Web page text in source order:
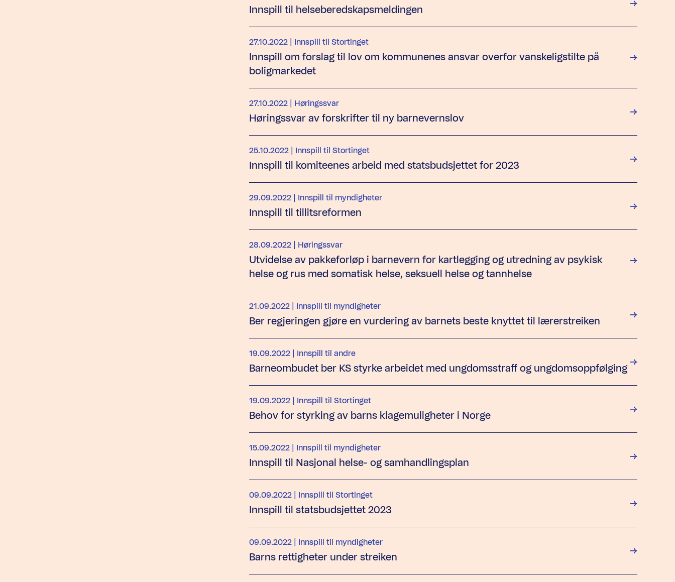
Innspill til helseberedskapsmeldingen
27.10.2022 | Innspill til Stortinget
Innspill om forslag til lov om kommunenes ansvar overfor vanskeligstilte på
boligmarkedet
27.10.2022 | Høringssvar
Høringssvar av forskrifter til ny barnevernslov
25.10.2022 | Innspill til Stortinget
Innspill til komiteenes arbeid med statsbudsjettet for 2023
29.09.2022 | Innspill til myndigheter
Innspill til tillitsreformen
28.09.2022 | Høringssvar
Utvidelse av pakkeforløp i barnevern for kartlegging og utredning av psykisk
helse og rus med somatisk helse, seksuell helse og tannhelse
21.09.2022 | Innspill til myndigheter
Ber regjeringen gjøre en vurdering av barnets beste knyttet til lærerstreiken
19.09.2022 | Innspill til andre
Barneombudet ber KS styrke arbeidet med ungdomsstraff og ungdomsoppfølging
19.09.2022 | Innspill til Stortinget
Behov for styrking av barns klagemuligheter i Norge
15.09.2022 | Innspill til myndigheter
Innspill til Nasjonal helse- og samhandlingsplan
09.09.2022 | Innspill til Stortinget
Innspill til statsbudsjettet 2023
09.09.2022 | Innspill til myndigheter
Barns rettigheter under streiken